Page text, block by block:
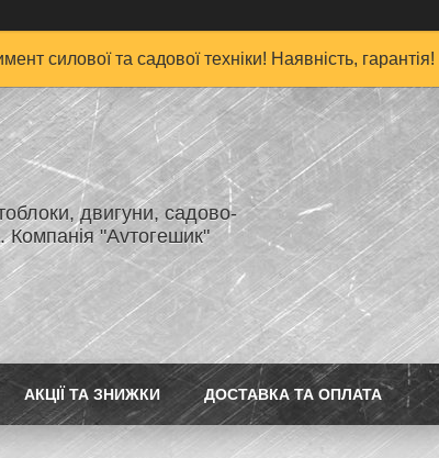
силової та садової техніки! Наявність, гарантія!
двигуни, садово-
Компанія "Аvтогешик"
АКЦІЇ ТА ЗНИЖКИ ДОСТАВКА ТА ОПЛАТА